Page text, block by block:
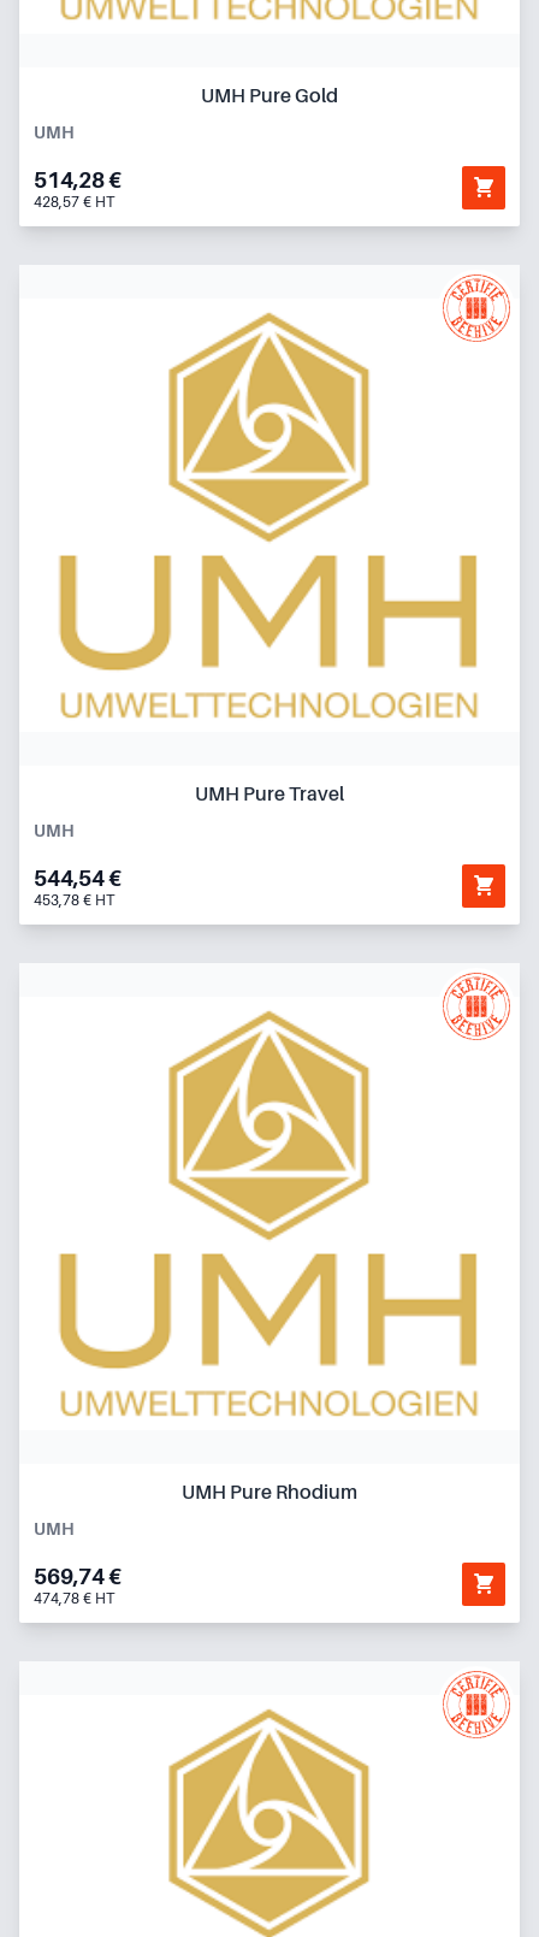
UMH Pure Gold
UMH
514,28 €
428,57 € HT
UMH Pure Travel
UMH
544,54 €
453,78 € HT
UMH Pure Rhodium
UMH
569,74 €
474,78 € HT